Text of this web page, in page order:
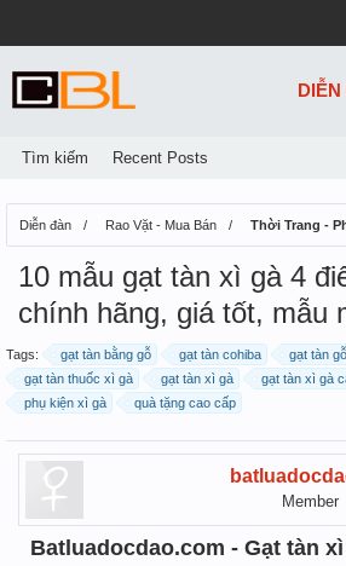
Diễn đàn Rao Vặt - Mua Bán Thời Trang -
10 mẫu gạt tàn xì gà 4
chính hãng, giá tốt, mẫu
Tags: gạt tàn bằng gỗ gạt tàn cohiba gạt tàn gỗ
gạt tàn thuốc xì gà
gạt tàn xì gà gạt tàn xì gà
phụ kiện xì gà
quà tặng cao cấp
Member
Batluadocdao.com - Gạt tàn
Tìm kiếm Recent Posts